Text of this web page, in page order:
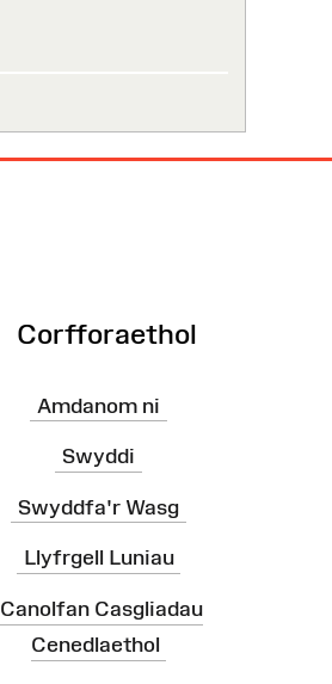
Corfforaethol
Amdanom ni
Swyddi
Swyddfa'r Wasg
Llyfrgell Luniau
Canolfan Casgliadau
Cenedlaethol